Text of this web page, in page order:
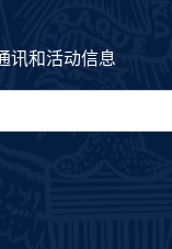
讯和活动信息